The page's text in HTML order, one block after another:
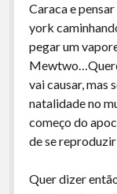
Caraca e
york
pegar um
vai causar, mas
natalidade no
começo do
de se
Quer dizer